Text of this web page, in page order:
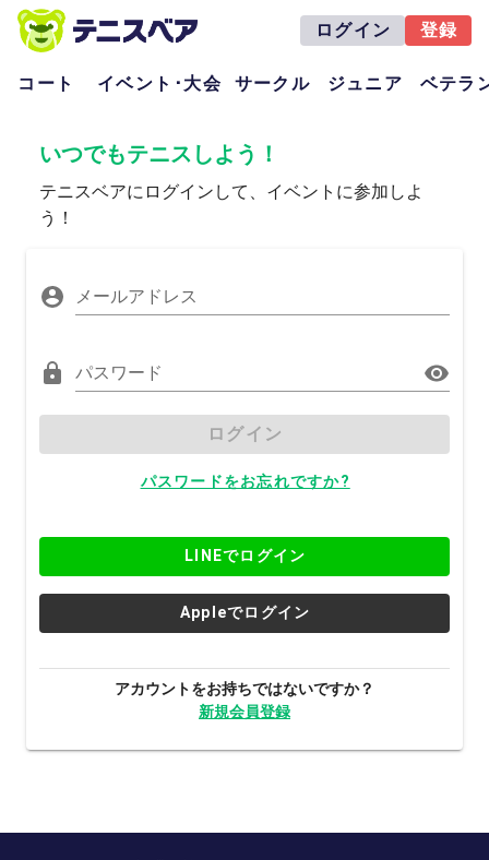
ログイン 登録
コート イベント･大会 サークル ジュニア ベテラ
いつでもテニスしよう！
テニスベアにログインして、イベントに参加しよ
う！
メールアドレス
パスワード
ログイン
パスワードをお忘れですか?
LINEでログイン
Appleでログイン
アカウントをお持ちではないですか？
新規会員登録